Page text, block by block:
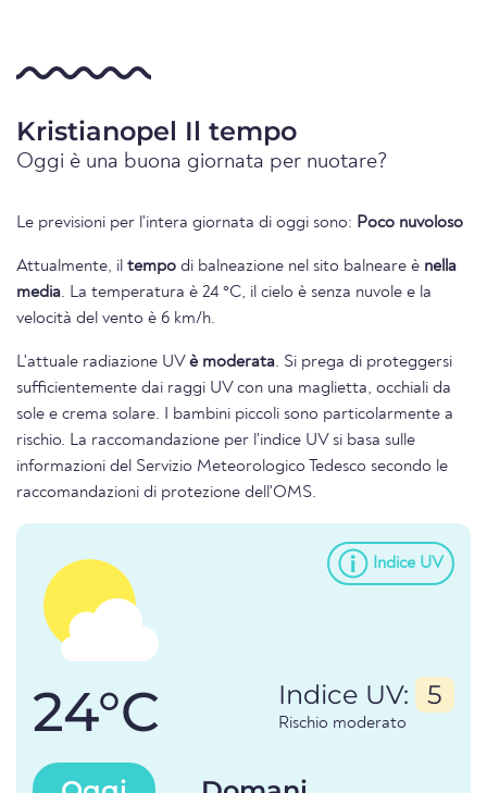
Kristianopel Il tempo
Oggi è una buona giornata per nuotare?
Le previsioni per l'intera giornata di oggi sono: Poco nuvoloso
Attualmente, il tempo di balneazione nel sito balneare è nella
media. La temperatura è 24 °C, il cielo è senza nuvole e la
velocità del vento è 6 km/h.
L'attuale radiazione UV è moderata. Si prega di proteggersi
sufficientemente dai raggi UV con una maglietta, occhiali da
sole e crema solare. I bambini piccoli sono particolarmente a
rischio. La raccomandazione per l'indice UV si basa sulle
informazioni del Servizio Meteorologico Tedesco secondo le
raccomandazioni di protezione dell'OMS.
Indice UV
24°C Indice UV: 5
Rischio moderato